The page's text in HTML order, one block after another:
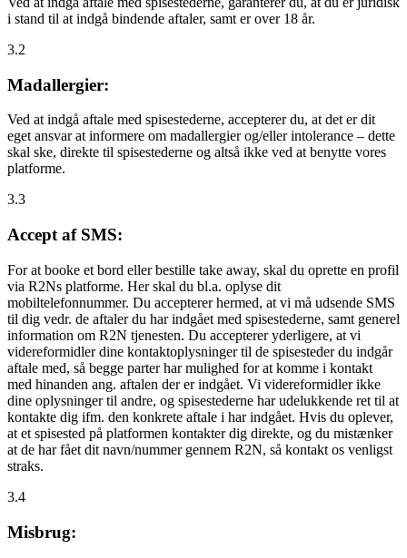
i stand til at indgå bindende aftaler, samt er over 18 år.
3.2
Madallergier:
Ved at indgå aftale med spisestederne, accepterer du, at det er dit
eget ansvar at informere om madallergier og/eller intolerance – dette
skal ske, direkte til spisestederne og altså ikke ved at benytte vores
platforme.
3.3
Accept af SMS:
For at booke et bord eller bestille take away, skal du oprette en profil
via R2Ns platforme. Her skal du bl.a. oplyse dit
mobiltelefonnummer. Du accepterer hermed, at vi må udsende SMS
til dig vedr. de aftaler du har indgået med spisestederne, samt generel
information om R2N tjenesten. Du accepterer yderligere, at vi
videreformidler dine kontaktoplysninger til de spisesteder du indgår
aftale med, så begge parter har mulighed for at komme i kontakt
med hinanden ang. aftalen der er indgået. Vi videreformidler ikke
dine oplysninger til andre, og spisestederne har udelukkende ret til at
kontakte dig ifm. den konkrete aftale i har indgået. Hvis du oplever,
at et spisested på platformen kontakter dig direkte, og du mistænker
at de har fået dit navn/nummer gennem R2N, så kontakt os venligst
straks.
3.4
Misbrug: